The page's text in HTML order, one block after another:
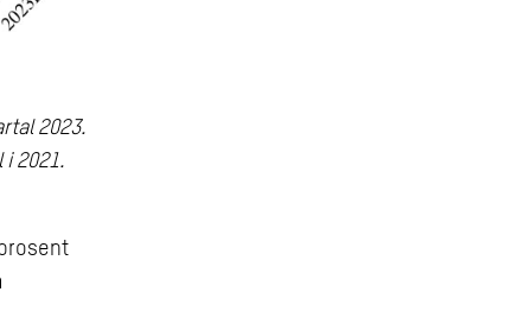
2023.
2021.